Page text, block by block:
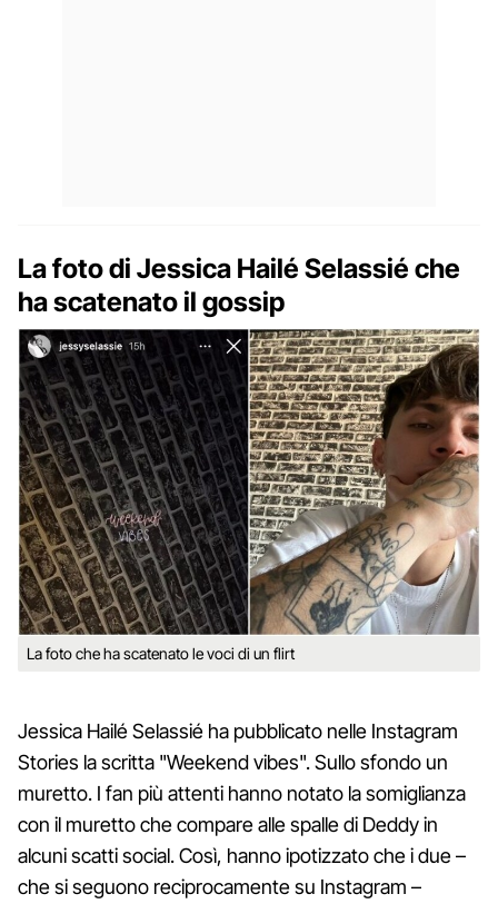
La foto di Jessica Hailé Selassié che
ha scatenato il gossip
La foto che ha scatenato le voci di un flirt
Jessica Hailé Selassié ha pubblicato nelle Instagram
Stories la scritta "Weekend vibes". Sullo sfondo un
muretto. I fan più attenti hanno notato la somiglianza
con il muretto che compare alle spalle di Deddy in
alcuni scatti social. Così, hanno ipotizzato che i due –
che si seguono reciprocamente su Instagram –